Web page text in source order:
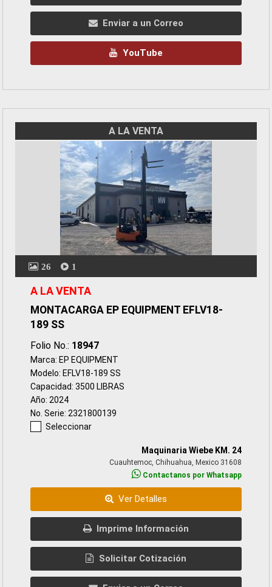
Enviar a un Correo
YouTube
A LA VENTA
26 1
A LA VENTA
MONTACARGA EP EQUIPMENT EFLV18-
189 SS
Folio No.: 18947
Marca: EP EQUIPMENT
Modelo: EFLV18-189 SS
Capacidad: 3500 LIBRAS
Año: 2024
No. Serie: 2321800139
Seleccionar
Maquinaria Wiebe KM. 24
Cuauhtemoc, Chihuahua, Mexico 31608
Contactanos por Whatsapp
Ver Detalles
Imprime Información
Solicitar Cotización